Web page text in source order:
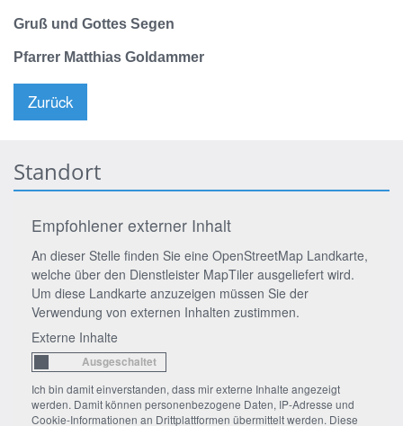
Gruß und Gottes Segen
Pfarrer Matthias Goldammer
Zurück
Standort
Empfohlener externer Inhalt
An dieser Stelle finden Sie eine OpenStreetMap Landkarte,
welche über den Dienstleister MapTiler ausgeliefert wird.
Um diese Landkarte anzuzeigen müssen Sie der
Verwendung von externen Inhalten zustimmen.
Externe Inhalte
Ich bin damit einverstanden, dass mir externe Inhalte angezeigt
werden. Damit können personenbezogene Daten, IP-Adresse und
Cookie-Informationen an Drittplattformen übermittelt werden. Diese